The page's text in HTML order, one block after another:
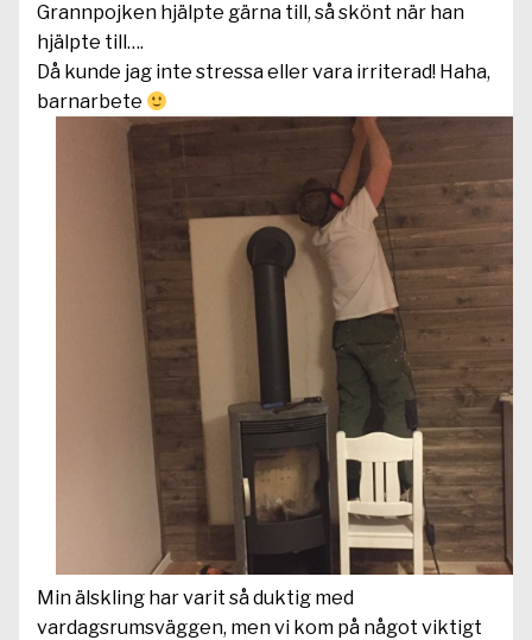
Grannpojken hjälpte gärna till, så skönt när han
hjälpte till….
Då kunde jag inte stressa eller vara irriterad! Haha,
barnarbete
Min älskling har varit så duktig med
vardagsrumsväggen, men vi kom på något viktigt